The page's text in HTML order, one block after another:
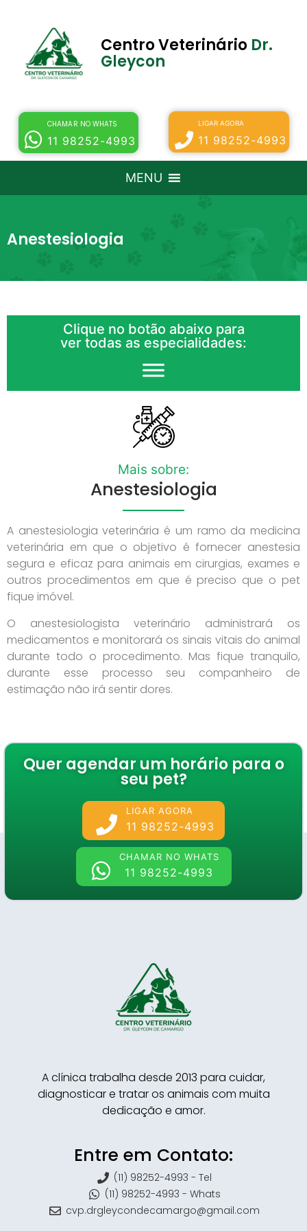
Centro Veterinário Dr.
Gleycon
CHAMAR NO WHATS
11 98252-4993
LIGAR AGORA
11 98252-4993
MENU
Anestesiologia
Mais sobre:
Anestesiologia
A anestesiologia veterinária é um ramo da medicina
veterinária em que o objetivo é fornecer anestesia
segura e eficaz para animais em cirurgias, exames e
outros procedimentos em que é preciso que o pet
fique imóvel.
O anestesiologista veterinário administrará os
medicamentos e monitorará os sinais vitais do animal
durante todo o procedimento. Mas fique tranquilo,
durante esse processo seu companheiro de
estimação não irá sentir dores.
Clique no botão abaixo para
ver todas as especialidades:
Quer agendar um horário para o
seu pet?
LIGAR AGORA
11 98252-4993
CHAMAR NO WHATS
11 98252-4993
A clínica trabalha desde 2013 para cuidar,
diagnosticar e tratar os animais com muita
dedicação e amor.
Entre em Contato:
(11) 98252-4993 - Tel
(11) 98252-4993 - Whats
cvp.drgleycondecamargo@gmail.com